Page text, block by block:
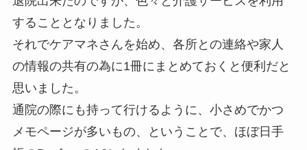
することとなりました。
それでケアマネさんを始め、各所との連絡や家人
の情報の共有の為に1冊にまとめておくと便利だと
思いました。
通院の際にも持って行けるように、小さめでかつ
メモページが多いもの、ということで、ほぼ日手